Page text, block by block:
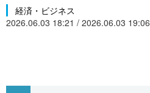
カテゴリー
国際・海外
文化
経済・ビジネス
2026.06.03 18:21 / 2026.06.03 19:06